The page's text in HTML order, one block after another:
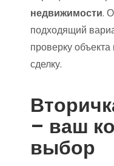
недвижимости.
подходящий
проверку
сделку.
– ваш
выбор